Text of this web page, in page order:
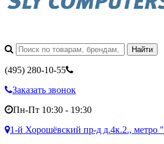
(495) 280-10-55
Заказать звонок
Пн-Пт 10:30 - 19:30
1-й Хорошёвский пр-д д.4к.2., метро